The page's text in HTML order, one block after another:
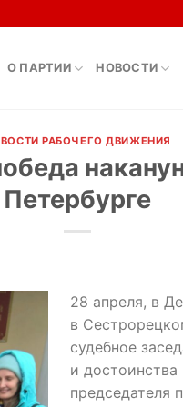
О ПАРТИИ НОВОСТИ
РАБОЧЕГО ДВИЖЕНИЯ
Петербурге
28 апреля, в
в
судебное
и достоинства
председателя